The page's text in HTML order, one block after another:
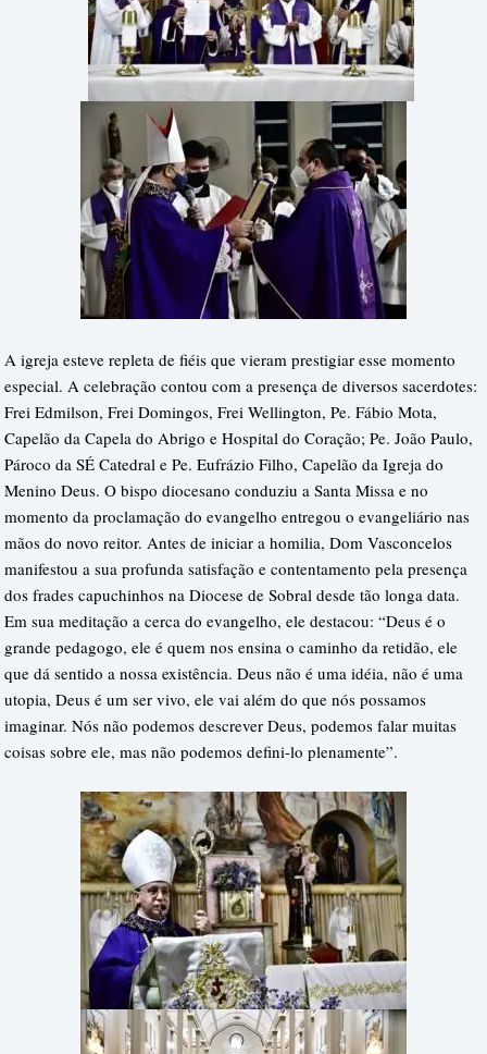
A igreja esteve repleta de fiéis que vieram prestigiar esse momento
especial. A celebração contou com a presença de diversos sacerdotes:
Frei Edmilson, Frei Domingos, Frei Wellington, Pe. Fábio Mota,
Capelão da Capela do Abrigo e Hospital do Coração; Pe. João Paulo,
Pároco da SÉ Catedral e Pe. Eufrázio Filho, Capelão da Igreja do
Menino Deus. O bispo diocesano conduziu a Santa Missa e no
momento da proclamação do evangelho entregou o evangeliário nas
mãos do novo reitor. Antes de iniciar a homilia, Dom Vasconcelos
manifestou a sua profunda satisfação e contentamento pela presença
dos frades capuchinhos na Diocese de Sobral desde tão longa data.
Em sua meditação a cerca do evangelho, ele destacou: “Deus é o
grande pedagogo, ele é quem nos ensina o caminho da retidão, ele
que dá sentido a nossa existência. Deus não é uma idéia, não é uma
utopia, Deus é um ser vivo, ele vai além do que nós possamos
imaginar. Nós não podemos descrever Deus, podemos falar muitas
coisas sobre ele, mas não podemos defini-lo plenamente”.